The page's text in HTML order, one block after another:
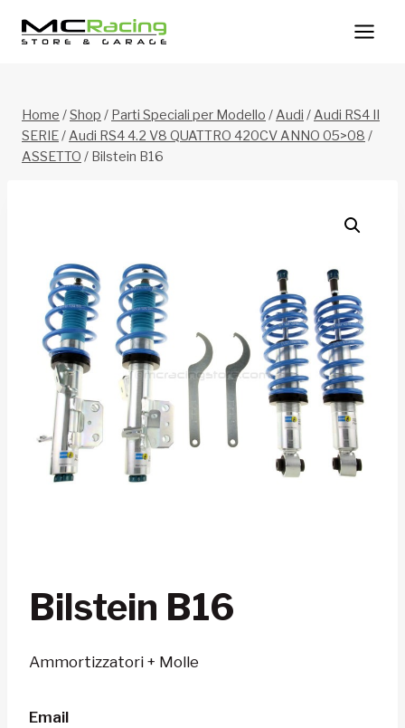
Home /Shop / Parti Speciali per Modello /Audi /Audi RS4 II
SERIE/Audi RS4 4.2 V8 QUATTRO 420CV ANNO 05>08 /
ASSETTO / Bilstein B16
Bilstein B16
Ammortizzatori + Molle
Email